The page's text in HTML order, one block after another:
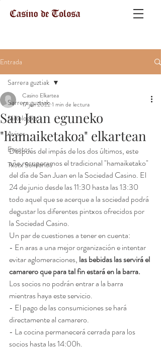
Entrada
Sarrera guztiak
Mikologika
Avisos
Eventos
Txotx Solidarioa
Sarrera guztiak
San Juan eguneko
"hamaiketakoa" elkartean
Casino Elkartea
17 jun 20221 min de lectura
Después del impás de los dos últimos, este
año recuperamos el tradicional "hamaiketako"
del día de San Juan en la Sociedad Casino. El
24 de junio desde las 11:30 hasta las 13:30
todo aquel que se acerque a la sociedad podrá
degustar los diferentes pintxos ofrecidos por
la Sociedad Casino.
Un par de cuestiones a tener en cuenta:
- En aras a una mejor organización e intentar
evitar aglomeraciones, las bebidas las servirá el
camarero que para tal fin estará en la barra.
Los socios no podrán entrar a la barra
mientras haya este servicio.
- El pago de las consumiciones se hará
directamente al camarero.
- La cocina permanecerá cerrada para los
socios hasta las 14:00h.